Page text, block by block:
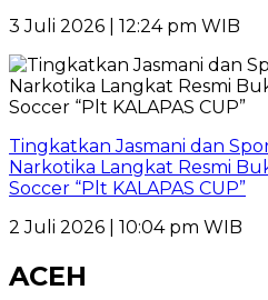
3 Juli 2026 | 12:24 pm WIB
Tingkatkan Jasmani dan
Narkotika Langkat Resmi
Soccer “Plt KALAPAS CUP”
2 Juli 2026 | 10:04 pm WIB
ACEH